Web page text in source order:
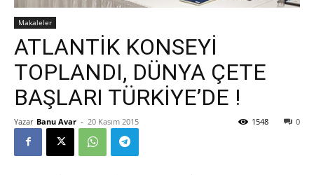
Makaleler
ATLANTİK KONSEYİ
TOPLANDI, DÜNYA ÇETE
BAŞLARI TÜRKİYE’DE !
Yazar Banu Avar - 20 Kasım 2015 0
1548